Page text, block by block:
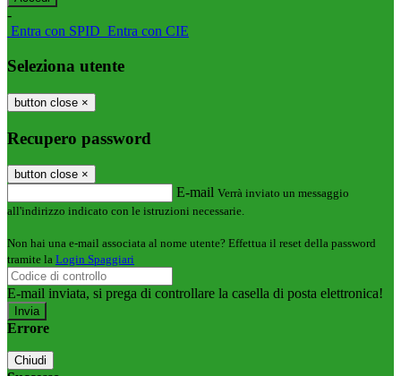
-
Entra con SPID Entra con CIE
Seleziona utente
button close ×
Recupero password
button close ×
E-mail Verrà inviato un messaggio
all'indirizzo indicato con le istruzioni necessarie.
Non hai una e-mail associata al nome utente? Effettua il reset della password
tramite la Login Spaggiari
E-mail inviata, si prega di controllare la casella di posta elettronica!
Errore
Chiudi